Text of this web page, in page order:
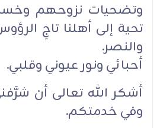
وتضحيات نزوحهم
تحية إلى أهلنا تاجِ
والنصر.
أحبائي ونور عيوني وقلبي.
أشكر الله تعالى أن
وفي خدمتكم.